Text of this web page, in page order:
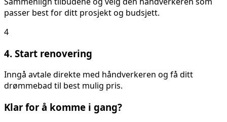
passer best for ditt prosjekt og budsjett.
4
4. Start renovering
Inngå avtale direkte med håndverkeren og få ditt
drømmebad til best mulig pris.
Klar for å komme i gang?